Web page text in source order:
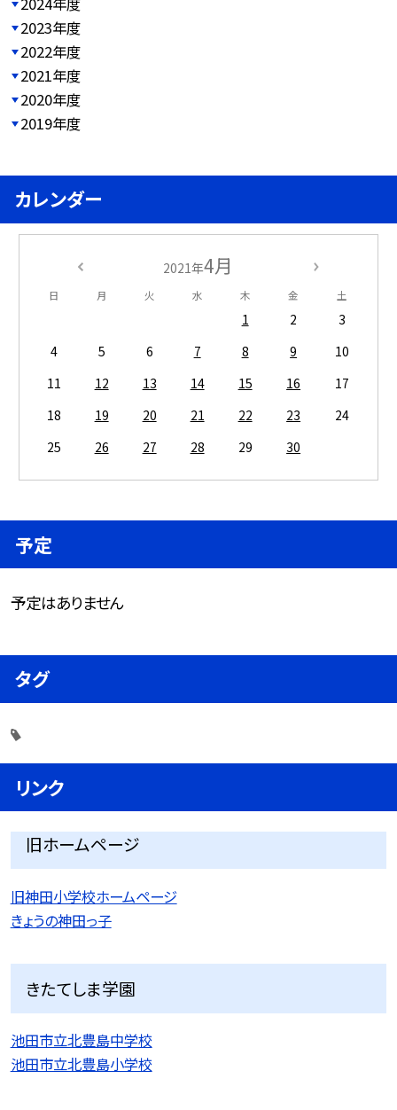
2023年度
2022年度
2021年度
2020年度
2019年度
カレンダー
2021年4月
日 月 火 水 木 金 土
1 2
3
4
5 6 7 8 9
10
11
12 13 14 15 16
17
18
19 20 21 22 23
24
25
26 27 28 29 30
予定
予定はありません
タグ
リンク
旧ホームページ
旧神田小学校ホームページ
きょうの神田っ子
きたてしま学園
池田市立北豊島中学校
池田市立北豊島小学校